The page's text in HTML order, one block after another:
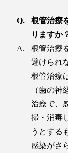
根管治療
りますか
根管治療
避けられ
根管治療
（歯の神
治療で、
掃・消毒
うとする
感染がさ